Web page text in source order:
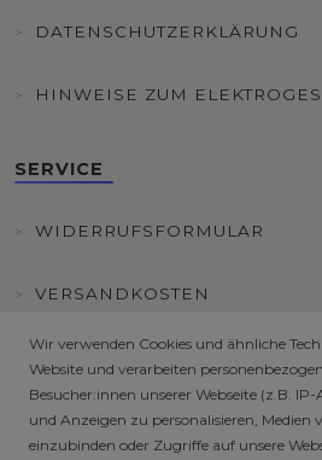
DATENSCHUTZERKLÄRUNG
HINWEISE ZUM
SERVICE
WIDERRUFSFORMULAR
VERSANDKOSTEN
KUNDENINFORMATIONEN
FAQ
Wir verwenden Cookies und ähnliche
Website und verarbeiten
Besucher:innen unserer Webseite (z.B.
und Anzeigen zu personalisieren,
einzubinden oder Zugriffe auf unsere